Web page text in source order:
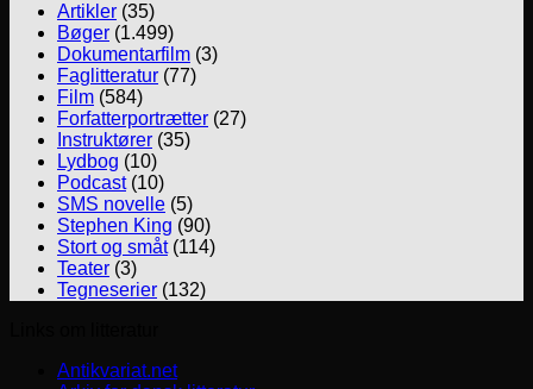
Artikler (35)
Bøger (1.499)
Dokumentarfilm (3)
Faglitteratur (77)
Film (584)
Forfatterportrætter (27)
Instruktører (35)
Lydbog (10)
Podcast(10)
SMS novelle (5)
Stephen King (90)
Stort og småt(114)
Teater (3)
Tegneserier (132)
Antikvariat.net